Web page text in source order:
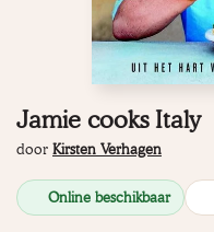
Jamie cooks Italy
door Kirsten Verhagen
Online beschikbaar